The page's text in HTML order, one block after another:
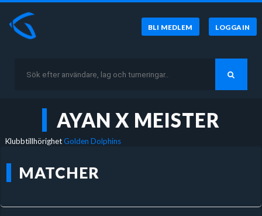
BLI MEDLEM LOGGA IN
AYAN X MEISTER
KlubbtillhörighetGolden Dolphins
MATCHER